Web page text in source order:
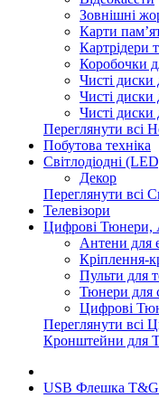
Зовнішні
Карти
Картрідери
Коробочки
Чисті диски
Чисті диски
Чисті
Переглянути всі
Побутова техніка
Світлодіодні
Декор
Переглянути всі
Телевізори
Цифрові Тюнери,
Антени для
Кріплення-
Пульти для
Тюнери для
Цифрові
Переглянути всі
Кронштейни для
USB Флешка T&G